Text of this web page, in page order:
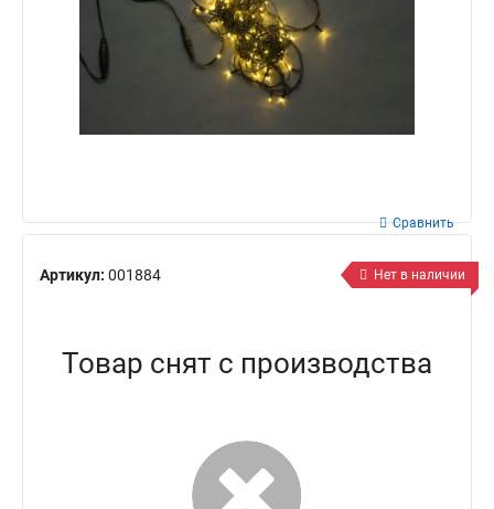
Артикул: 001884
Сравнить
Нет в наличии
Товар снят с производства